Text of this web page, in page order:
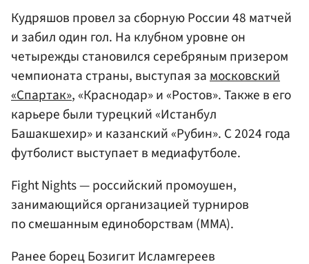
Кудряшов провел за сборную России 48 матчей
и забил один гол. На клубном уровне он
четырежды становился серебряным призером
чемпионата страны, выступая за московский
«Спартак», «Краснодар» и «Ростов». Также в его
карьере были турецкий «Истанбул
Башакшехир» и казанский «Рубин». С 2024 года
футболист выступает в медиафутболе.
Fight Nights — российский промоушен,
занимающийся организацией турниров
по смешанным единоборствам (ММА).
Ранее борец Бозигит Исламгереев